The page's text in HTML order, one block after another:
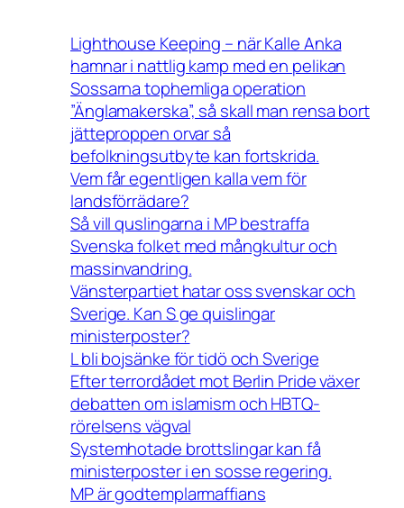
Lighthouse Keeping – när Kalle Anka
hamnar i nattlig kamp med en pelikan
Sossarna tophemliga operation
”Änglamakerska”, så skall man rensa bort
jätteproppen orvar så
befolkningsutbyte kan fortskrida.
Vem får egentligen kalla vem för
landsförrädare?
Så vill quslingarna i MP bestraffa
Svenska folket med mångkultur och
massinvandring.
Vänsterpartiet hatar oss svenskar och
Sverige. Kan S ge quislingar
ministerposter?
L bli bojsänke för tidö och Sverige
Efter terrordådet mot Berlin Pride växer
debatten om islamism och HBTQ-
rörelsens vägval
Systemhotade brottslingar kan få
ministerposter i en sosse regering.
MP är godtemplarmaffians